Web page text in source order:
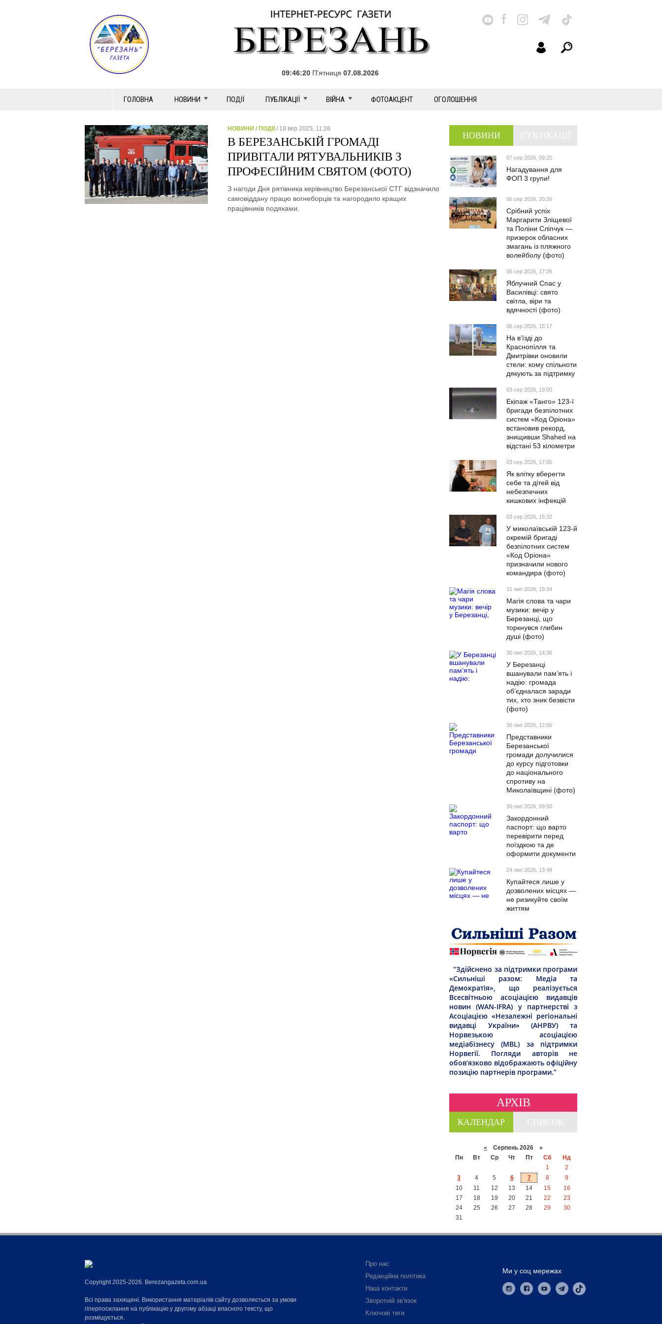
09:46:20 П'ятниця 07.08.2026
ГОЛОВНА НОВИНИ ПОДІЇ ПУБЛІКАЦІЇ ВІЙНА ФОТОАКЦЕНТ ОГОЛОШЕННЯ
НОВИНИ / ПОДІЇ / 18 вер 2025, 11:26
В БЕРЕЗАНСЬКІЙ ГРОМАДІ
ПРИВІТАЛИ РЯТУВАЛЬНИКІВ З
ПРОФЕСІЙНИМ СВЯТОМ (ФОТО)
З нагоди Дня рятівника керівництво Березанської СТГ відзначило
самовіддану працю вогнеборців та нагородило кращих
працівників подяками.
НОВИНИ
07 сер 2026, 09:20
Нагадування для
ФОП 3 групи!
06 сер 2026, 20:26
Срібний успіх
Маргарити Зліщевої
та Поліни Сліпчук —
призерок обласних
змагань із пляжного
волейболу (фото)
06 сер 2026, 17:26
Яблучний Спас у
Василівці: свято
світла, віри та
вдячності (фото)
06 сер 2026, 15:17
На в’їзді до
Краснопілля та
Дмитрівки оновили
стели: кому спільноти
дякують за підтримку
03 сер 2026, 19:00
Екіпаж «Танго» 123-ї
бригади безпілотних
систем «Код Оріона»
встановив рекорд,
знищивши Shahed на
відстані 53 кілометри
03 сер 2026, 17:00
Як влітку вберегти
себе та дітей від
небезпечних
кишкових інфекцій
03 сер 2026, 15:32
У миколаївській 123-й
окремій бригаді
безпілотних систем
«Код Оріона»
призначили нового
командира (фото)
31 лип 2026, 15:34
Магія слова та чари
музики: вечір у
Березанці, що
торкнувся глибин
душі (фото)
30 лип 2026, 14:36
У Березанці
вшанували пам’ять і
надію: громада
об’єдналася заради
тих, хто зник безвісти
(фото)
30 лип 2026, 12:00
Представники
Березанської
громади долучилися
до курсу підготовки
до національного
спротиву на
Миколаївщині (фото)
30 лип 2026, 09:50
Закордонний
паспорт: що варто
перевірити перед
поїздкою та де
оформити документи
24 лип 2026, 13:49
Купайтеся лише у
дозволених місцях —
не ризикуйте своїм
життям
“Здійснено за підтримки програми
«Сильніші разом: Медіа та
Демократія», що реалізується
Всесвітньою асоціацією видавців
новин (WAN-IFRA) у партнерстві з
Асоціацією «Незалежні регіональні
видавці України» (АНРВУ) та
Норвезькою асоціацією
медіабізнесу (MBL) за підтримки
Норвегії. Погляди авторів не
обов’язково відображають офіційну
позицію партнерів програми.”
АРХІВ
КАЛЕНДАР
« Серпень 2026 »
Пн
Вт Ср Чт Пт Сб
Нд
1
2
3
4 5 6 7 8
9
10
11 12 13 14 15
16
17
18 19 20 21 22
23
24
25 26 27 28 29
30
31
Copyright 2025-2026. Berezangazeta.com.ua
Всі права захищені. Використання матеріалів сайту дозволяється за умови
гіперпосилання на публікацію у другому абзаці власного тексту, що
розміщується.
Про нас
Редакційна політика
Наші контакти
Зворотній зв'язок
Ключові теги
Ми у соц мережах